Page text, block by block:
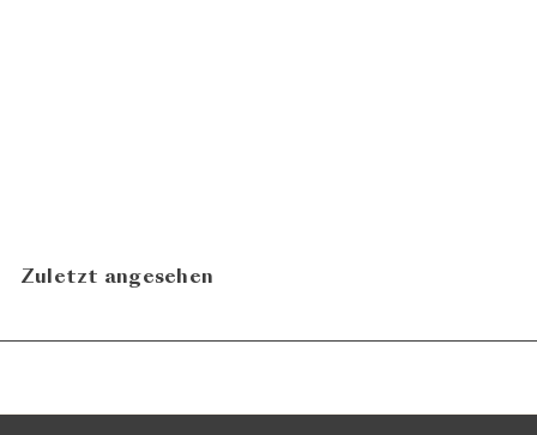
Zuletzt angesehen